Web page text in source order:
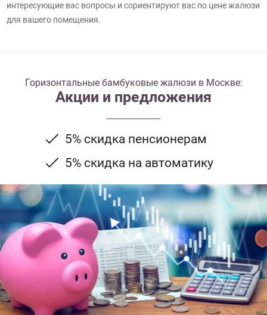
интересующие вас вопросы и сориентируют вас по цене жалюзи
для вашего помещения.
Горизонтальные бамбуковые жалюзи в Москве:
Акции и предложения
5% скидка пенсионерам
5% скидка на автоматику